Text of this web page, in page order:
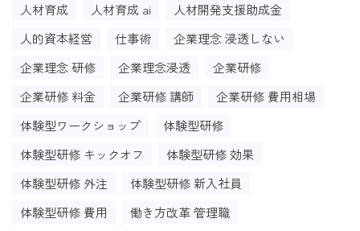
人材育成
人材育成 ai
人材開発支援助成金
人的資本経営
仕事術
企業理念 浸透しない
企業理念 研修
企業理念浸透
企業研修
企業研修 料金
企業研修 講師
企業研修 費用相場
体験型ワークショップ
体験型研修
体験型研修 キックオフ
体験型研修 効果
体験型研修 外注
体験型研修 新入社員
体験型研修 費用
働き方改革 管理職